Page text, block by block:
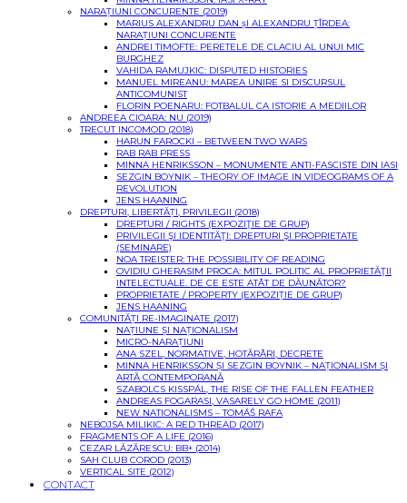
NARAȚIUNI CONCURENTE (2019)
MARIUS ALEXANDRU DAN șI ALEXANDRU ȚÎRDEA:
NARAȚIUNI CONCURENTE
ANDREI TIMOFTE: PERETELE DE CLACIU AL UNUI MIC
BURGHEZ
VAHIDA RAMUJKIC: DISPUTED HISTORIES
MANUEL MIREANU: MAREA UNIRE SI DISCURSUL
ANTICOMUNIST
FLORIN POENARU: FOTBALUL CA ISTORIE A MEDIILOR
ANDREEA CIOARA: NU (2019)
TRECUT INCOMOD (2018)
HARUN FAROCKI – BETWEEN TWO WARS
RAB RAB PRESS
MINNA HENRIKSSON – MONUMENTE ANTI-FASCISTE DIN IASI
SEZGIN BOYNIK – THEORY OF IMAGE IN VIDEOGRAMS OF A
REVOLUTION
JENS HAANING
DREPTURI, LIBERTĂȚI, PRIVILEGII (2018)
DREPTURI / RIGHTS (EXPOZIŢIE DE GRUP)
PRIVILEGII ŞI IDENTITĂŢI: DREPTURI ŞI PROPRIETATE
(SEMINARE)
NOA TREISTER: THE POSSIBILITY OF READING
OVIDIU GHERASIM PROCA: MITUL POLITIC AL PROPRIETĂŢII
INTELECTUALE. DE CE ESTE ATÂT DE DĂUNĂTOR?
PROPRIETATE / PROPERTY (EXPOZIȚIE DE GRUP)
JENS HAANING
COMUNITĂȚI RE-IMAGINATE (2017)
NAȚIUNE ȘI NAȚIONALISM
MICRO-NARAȚIUNI
ANA SZEL, NORMATIVE, HOTĂRÂRI, DECRETE
MINNA HENRIKSSON ȘI SEZGIN BOYNIK – NAȚIONALISM ȘI
ARTĂ CONTEMPORANĂ
SZABOLCS KISSPÁL, THE RISE OF THE FALLEN FEATHER
ANDREAS FOGARASI, VASARELY GO HOME (2011)
NEW NATIONALISMS – TOMÁŠ RAFA
NEBOJSA MILIKIC: A RED THREAD (2017)
FRAGMENTS OF A LIFE (2016)
CEZAR LĂZĂRESCU: BB+ (2014)
SAH CLUB COROD (2013)
VERTICAL SITE (2012)
CONTACT